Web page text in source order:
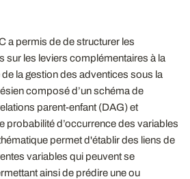
a permis de de structurer les
sur les leviers complémentaires à la
la gestion des adventices sous la
composé d’un schéma de
parent-enfant (DAG) et
probabilité d’occurrence des variables
permet d'établir des liens de
variables qui peuvent se
ainsi de prédire une ou